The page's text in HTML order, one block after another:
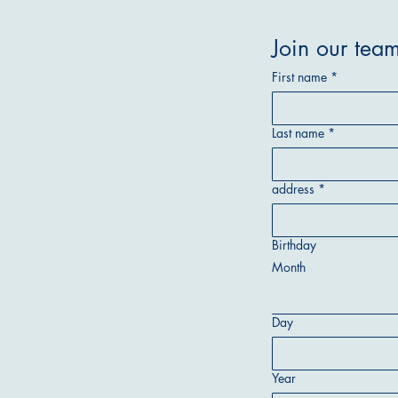
Join our
First name *
Last name *
address *
Birthday
Month
Day
Year